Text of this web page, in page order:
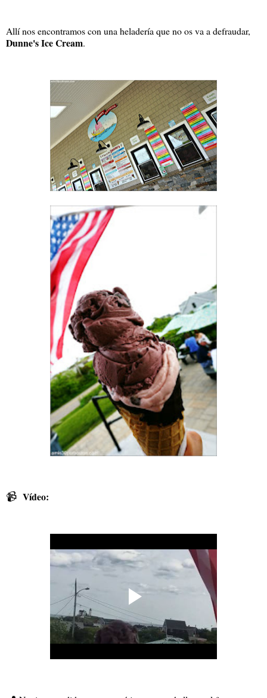
Allí nos encontramos con una heladería que no os va a defraudar,
Dunne's Ice Cream.
📹 Vídeo: